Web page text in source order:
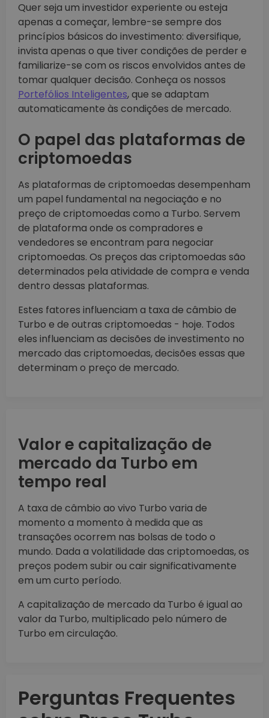
Quer seja um investidor experiente ou esteja
apenas a começar, lembre-se sempre dos
princípios básicos do investimento: diversifique,
invista apenas o que tiver condições de perder e
familiarize-se com os riscos envolvidos antes de
tomar qualquer decisão. Conheça os nossos
Portefólios Inteligentes, que se adaptam
automaticamente às condições de mercado.
O papel das plataformas de
criptomoedas
As plataformas de criptomoedas desempenham
um papel fundamental na negociação e no
preço de criptomoedas como a Turbo. Servem
de plataforma onde os compradores e
vendedores se encontram para negociar
criptomoedas. Os preços das criptomoedas são
determinados pela atividade de compra e venda
dentro dessas plataformas.
Estes fatores influenciam a taxa de câmbio de
Turbo e de outras criptomoedas - hoje. Todos
eles influenciam as decisões de investimento no
mercado das criptomoedas, decisões essas que
determinam o preço de mercado.
Valor e capitalização de
mercado da Turbo em
tempo real
A taxa de câmbio ao vivo Turbo varia de
momento a momento à medida que as
transações ocorrem nas bolsas de todo o
mundo. Dada a volatilidade das criptomoedas, os
preços podem subir ou cair significativamente
em um curto período.
A capitalização de mercado da Turbo é igual ao
valor da Turbo, multiplicado pelo número de
Turbo em circulação.
Perguntas Frequentes